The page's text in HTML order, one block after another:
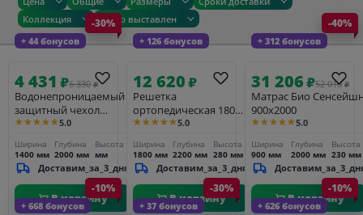
Коллекция
Товар выставлен
+ 44 бонусов
-30%
4 431 ₽6 330 ₽
Водонепроницаемый
защитный чехол
Кавер Протекшн (h-33
★★★★★5.0
Ширина
1400 мм
Глубина
2000 мм
Высота
мм
Доставим_за_3_дня
В корзину
+ 126 бонусов
12 620₽
Решетка
ортопедическая 1800-
2200 (с опорами)
★★★★★5.0
Ширина
1800 мм
Глубина
2200 мм
Высота
280 мм
Доставим_за_3_дня
В корзину
+ 312 бонусов
-40%
31 206₽52 010 ₽
Матрас Био Сенсейшн
900х2000
★★★★★5.0
Ширина
900 мм
Глубина
2000 мм
Высота
230 мм
В корзину
+ 668 бонусов
-10%
+ 37 бонусов
-30%
+ 626 бонусов
-10%